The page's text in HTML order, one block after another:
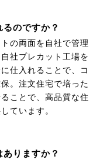
のですか？
の両面を自社で管理
社プレカット工場を
仕入れることで、コ
。注文住宅で培った
ことで、高品質な住
ています。
りますか？